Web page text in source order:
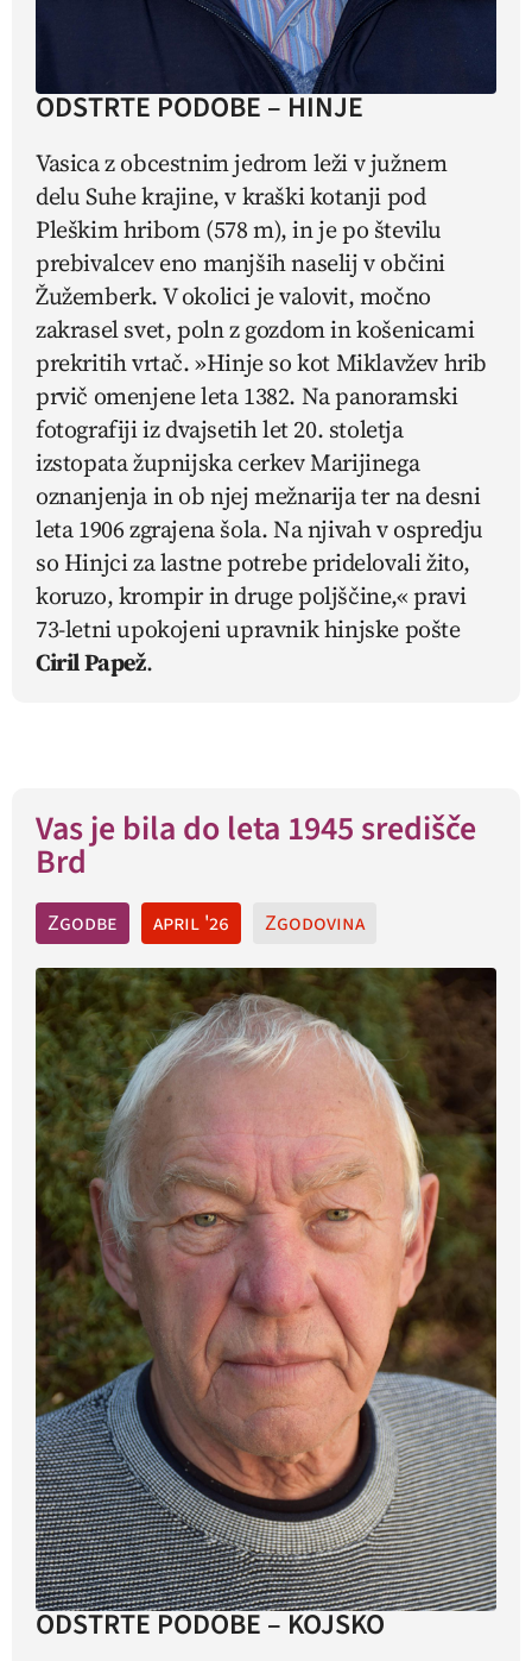
ODSTRTE PODOBE – HINJE
Vasica z obcestnim jedrom leži v južnem
delu Suhe krajine, v kraški kotanji pod
Pleškim hribom (578 m), in je po številu
prebivalcev eno manjših naselij v občini
Žužemberk. V okolici je valovit, močno
zakrasel svet, poln z gozdom in košenicami
prekritih vrtač. »Hinje so kot Miklavžev hrib
prvič omenjene leta 1382. Na panoramski
fotografiji iz dvajsetih let 20. stoletja
izstopata župnijska cerkev Marijinega
oznanjenja in ob njej mežnarija ter na desni
leta 1906 zgrajena šola. Na njivah v ospredju
so Hinjci za lastne potrebe pridelovali žito,
koruzo, krompir in druge poljščine,« pravi
73-letni upokojeni upravnik hinjske pošte
Ciril Papež.
Vas je bila do leta 1945 središče
Brd
Zgodbe april '26 Zgodovina
ODSTRTE PODOBE – KOJSKO